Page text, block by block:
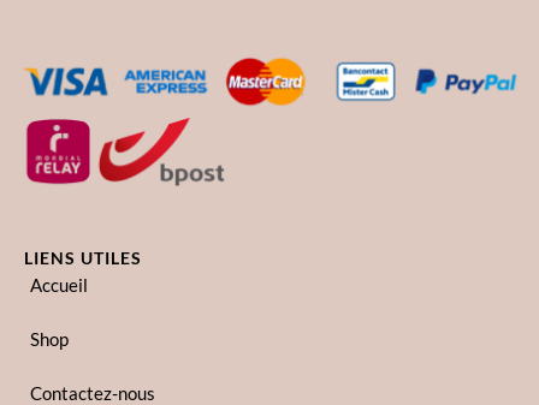
LIENS UTILES
Accueil
Shop
Contactez-nous